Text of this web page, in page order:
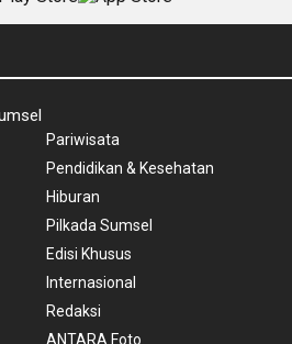
Pariwisata
Pendidikan & Kesehatan
Hiburan
Pilkada Sumsel
Edisi Khusus
Internasional
Redaksi
ANTARA Foto